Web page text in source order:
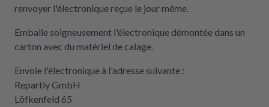
renvoyer l'électronique reçue le jour même.
Emballe soigneusement l'électronique démontée dans un
carton avec du matériel de calage.
Envoie l'électronique à l'adresse suivante :
Repartly GmbH
Löfkenfeld 65